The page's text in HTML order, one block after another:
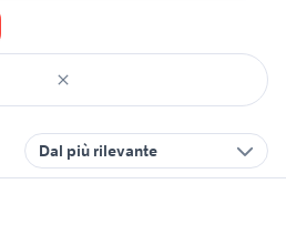
Dal più rilevante